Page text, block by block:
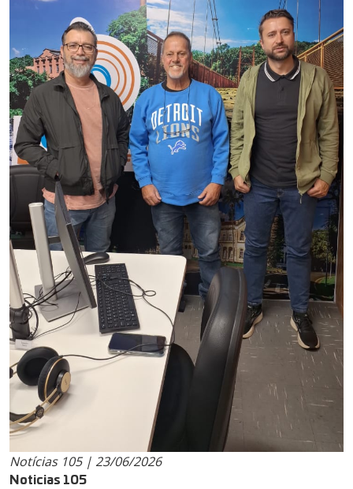
Notícias 105 | 23/06/2026
Noticias 105